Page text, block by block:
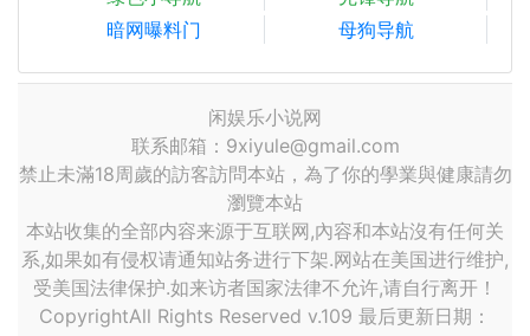
暗网曝料门
母狗导航
闲娱乐小说网
联系邮箱：9xiyule@gmail.com
禁止未滿18周歲的訪客訪問本站，為了你的學業與健康請勿
瀏覽本站
本站收集的全部内容来源于互联网,內容和本站沒有任何关
系,如果如有侵权请通知站务进行下架.网站在美国进行维护,
受美国法律保护.如来访者国家法律不允许,请自行离开！
CopyrightAll Rights Reserved v.109 最后更新日期：